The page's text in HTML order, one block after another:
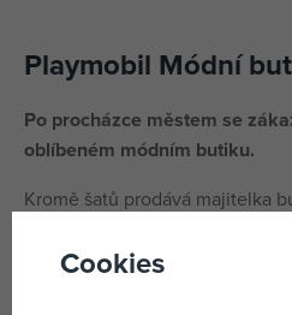
Playmobil Módní
Po procházce městem se
oblíbeném módním butiku.
Kromě šatů prodává majitelka
mimořádně krásné šaty.
Cookies